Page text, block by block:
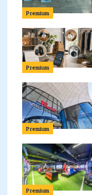
Premium
Premium
Premium
Premium